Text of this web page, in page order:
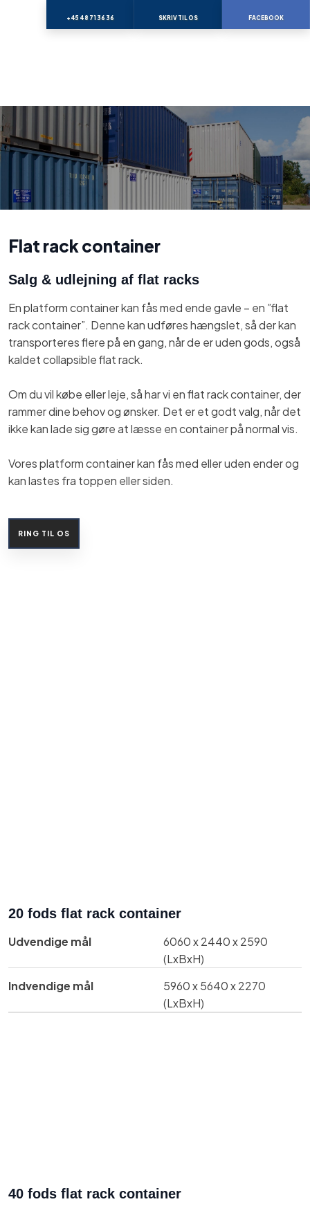
+45 48 71 36 36 SKRIV TIL OS FACEBOOK
Flat rack container
Salg & udlejning af flat racks
En platform container kan fås med ende gavle – en ”flat
rack container”. Denne kan udføres hængslet, så der kan
transporteres flere på en gang, når de er uden gods, også
kaldet collapsible flat rack.
Om du vil købe eller leje, så har vi en flat rack container, der
rammer dine behov og ønsker. Det er et godt valg, når det
ikke kan lade sig gøre at læsse en container på normal vis.
Vores platform container kan fås med eller uden ender og
kan lastes fra toppen eller siden.
RING TIL OS​
20 fods flat rack container
Udvendige mål​
​6060 x 2440 x 2590
(LxBxH)
Indvendige mål​
​​5960 x 5640 x 2270
(LxBxH)
40 fods flat rack container